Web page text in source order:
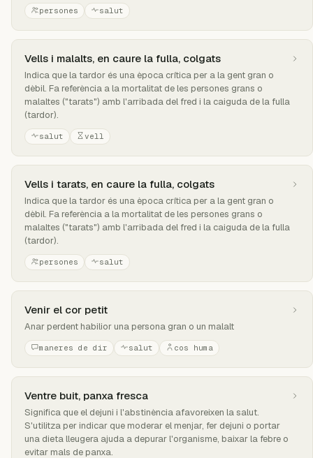
persones salut
Vells i malalts, en caure la fulla, colgats
Indica que la tardor és una època crítica per a la gent gran o
dèbil. Fa referència a la mortalitat de les persones grans o
malaltes ("tarats") amb l'arribada del fred i la caiguda de la fulla
(tardor).
salut vell
Vells i tarats, en caure la fulla, colgats
Indica que la tardor és una època crítica per a la gent gran o
dèbil. Fa referència a la mortalitat de les persones grans o
malaltes ("tarats") amb l'arribada del fred i la caiguda de la fulla
(tardor).
persones salut
Venir el cor petit
Anar perdent habilior una persona gran o un malalt
maneres de dir salut cos huma
Ventre buit, panxa fresca
Significa que el dejuni i l'abstinència afavoreixen la salut.
S'utilitza per indicar que moderar el menjar, fer dejuni o portar
una dieta lleugera ajuda a depurar l'organisme, baixar la febre o
evitar mals de panxa.